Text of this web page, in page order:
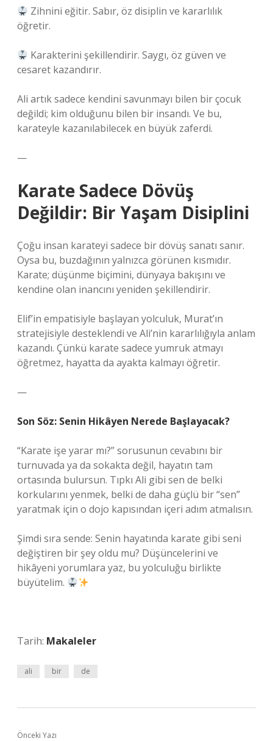
Zihnini eğitir. Sabır, öz disiplin ve kararlılık
öğretir.
Karakterini şekillendirir. Saygı, öz güven ve
cesaret kazandırır.
Ali artık sadece kendini savunmayı bilen bir çocuk
değildi; kim olduğunu bilen bir insandı. Ve bu,
karateyle kazanılabilecek en büyük zaferdi.
—
Karate Sadece Dövüş
Değildir: Bir Yaşam Disiplini
Çoğu insan karateyi sadece bir dövüş sanatı sanır.
Oysa bu, buzdağının yalnızca görünen kısmıdır.
Karate; düşünme biçimini, dünyaya bakışını ve
kendine olan inancını yeniden şekillendirir.
Elif’in empatisiyle başlayan yolculuk, Murat’ın
stratejisiyle desteklendi ve Ali’nin kararlılığıyla anlam
kazandı. Çünkü karate sadece yumruk atmayı
öğretmez, hayatta da ayakta kalmayı öğretir.
—
Son Söz: Senin Hikâyen Nerede Başlayacak?
“Karate işe yarar mı?” sorusunun cevabını bir
turnuvada ya da sokakta değil, hayatın tam
ortasında bulursun. Tıpkı Ali gibi sen de belki
korkularını yenmek, belki de daha güçlü bir “sen”
yaratmak için o dojo kapısından içeri adım atmalısın.
Şimdi sıra sende: Senin hayatında karate gibi seni
değiştiren bir şey oldu mu? Düşüncelerini ve
hikâyeni yorumlara yaz, bu yolculuğu birlikte
büyütelim.
Tarih: Makaleler
ali bir de
Önceki Yazı